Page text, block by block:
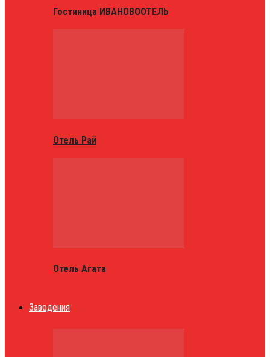
Гостиница ИВАНОВООТЕЛЬ
Отель Рай
Отель Агата
Заведения